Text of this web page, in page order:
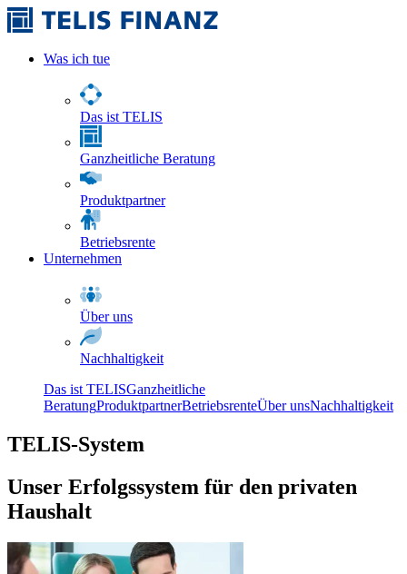
Was ich tue
Das ist TELIS
Ganzheitliche Beratung
Produktpartner
Betriebsrente
Unternehmen
Über uns
Nachhaltigkeit
Das ist TELISGanzheitliche
BeratungProduktpartnerBetriebsrenteÜber unsNachhaltigkeit
TELIS-System
Unser Erfolgssystem für den privaten
Haushalt